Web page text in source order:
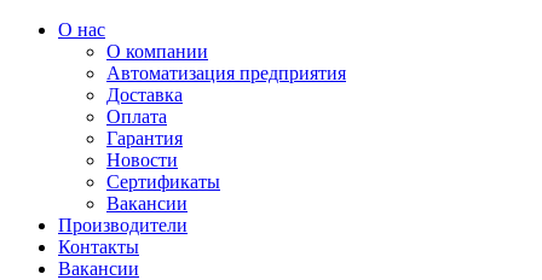
О нас
О компании
Автоматизация предприятия
Доставка
Оплата
Гарантия
Новости
Сертификаты
Вакансии
Производители
Контакты
Вакансии